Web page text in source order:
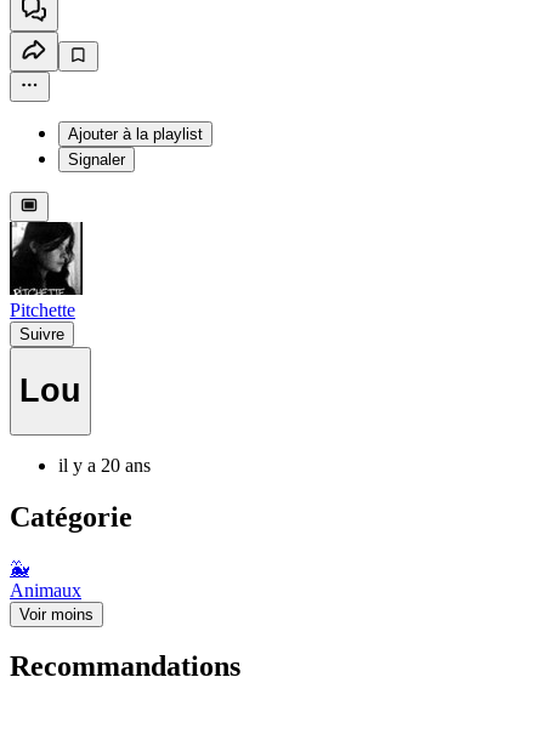
Ajouter à la playlist
Signaler
Pitchette
Suivre
Lou
il y a 20 ans
Catégorie
🐳
Animaux
Voir moins
Recommandations